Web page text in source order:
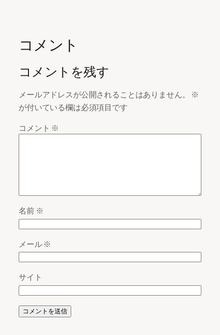
コメント
コメントを残す
メールアドレスが公開されることはありません。
※
が付いている欄は必須項目です
コメント ※
名前 ※
メール※
サイト